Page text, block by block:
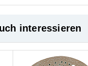
interessieren